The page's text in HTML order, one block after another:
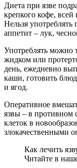
Диета при язве
крепкого кофе,
Нельзя
аппетит – лук,
Употреблять можно
жидком или
день, ежедневно
каши, готовить
и ягод.
Оперативное
язвы – в противном
клеток в
злокачественными
Как лечить
Читайте в